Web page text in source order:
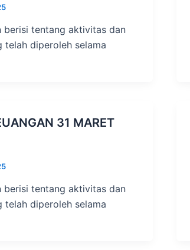
berisi tentang aktivitas dan
telah diperoleh selama
31 MARET
berisi tentang aktivitas dan
telah diperoleh selama